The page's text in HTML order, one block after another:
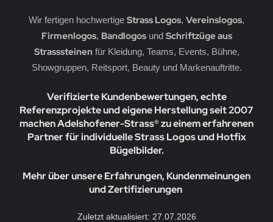
Wir fertigen hochwertige Strass Logos, Vereinslogos,
Firmenlogos, Bandlogosund Schriftzüge aus
Strasssteinen für Kleidung, Teams, Events, Bühne,
Showgruppen, Reitsport, Beauty und Markenauftritte.
Verifizierte Kundenbewertungen, echte
Referenzprojekte und eigene Herstellung seit 2007
machen Adelshofener-Strass® zu einem erfahrenen
Partner für individuelle Strass Logos und Hotfix
Bügelbilder.
Mehr über unsere Erfahrungen, Kundenmeinungen
und Zertifizierungen
Zuletzt aktualisiert: 27.07.2026